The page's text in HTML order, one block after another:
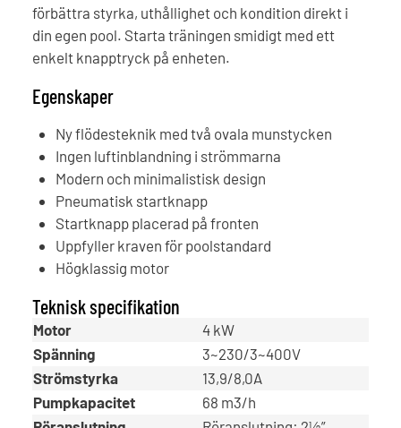
förbättra styrka, uthållighet och kondition direkt i
din egen pool. Starta träningen smidigt med ett
enkelt knapptryck på enheten.
Egenskaper
Ny flödesteknik med två ovala munstycken
Ingen luftinblandning i strömmarna
Modern och minimalistisk design
Pneumatisk startknapp
Startknapp placerad på fronten
Uppfyller kraven för poolstandard
Högklassig motor
Teknisk specifikation
Motor
4 kW
Spänning
3~230/3~400V
Strömstyrka
13,9/8,0A
Pumpkapacitet
68 m3/h